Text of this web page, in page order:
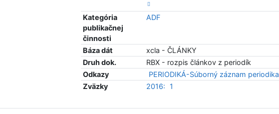
Kategória
publikačnej
činnosti
ADF
Báza dát
xcla - ČLÁNKY
Druh dok.
RBX - rozpis článkov z periodík
Odkazy
PERIODIKÁ-Súborný záznam periodika
Zväzky
2016: 1